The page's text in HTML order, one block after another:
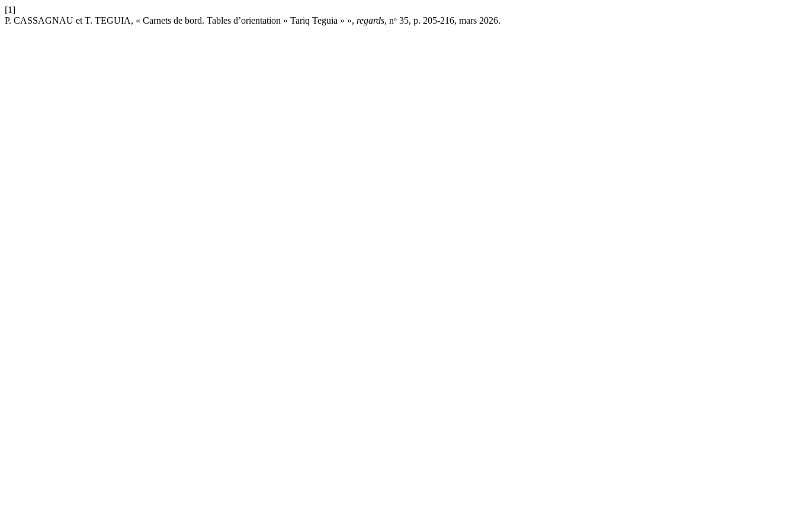
[1]
P. CASSAGNAU et T. TEGUIA, « Carnets de bord. Tables d’orientation « Tariq Teguia » », regards, nᵒ 35, p. 205-216, mars 2026.